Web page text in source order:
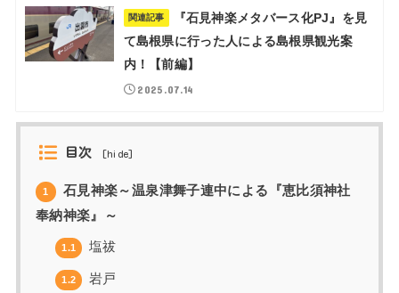
関連記事
『石見神楽メタバース化PJ』を見
て島根県に行った人による島根県観光案
内！【前編】
2025.07.14
目次 [hide]
1
石見神楽～温泉津舞子連中による『恵比須神社
奉納神楽』～
1.1 塩祓
1.2 岩戸